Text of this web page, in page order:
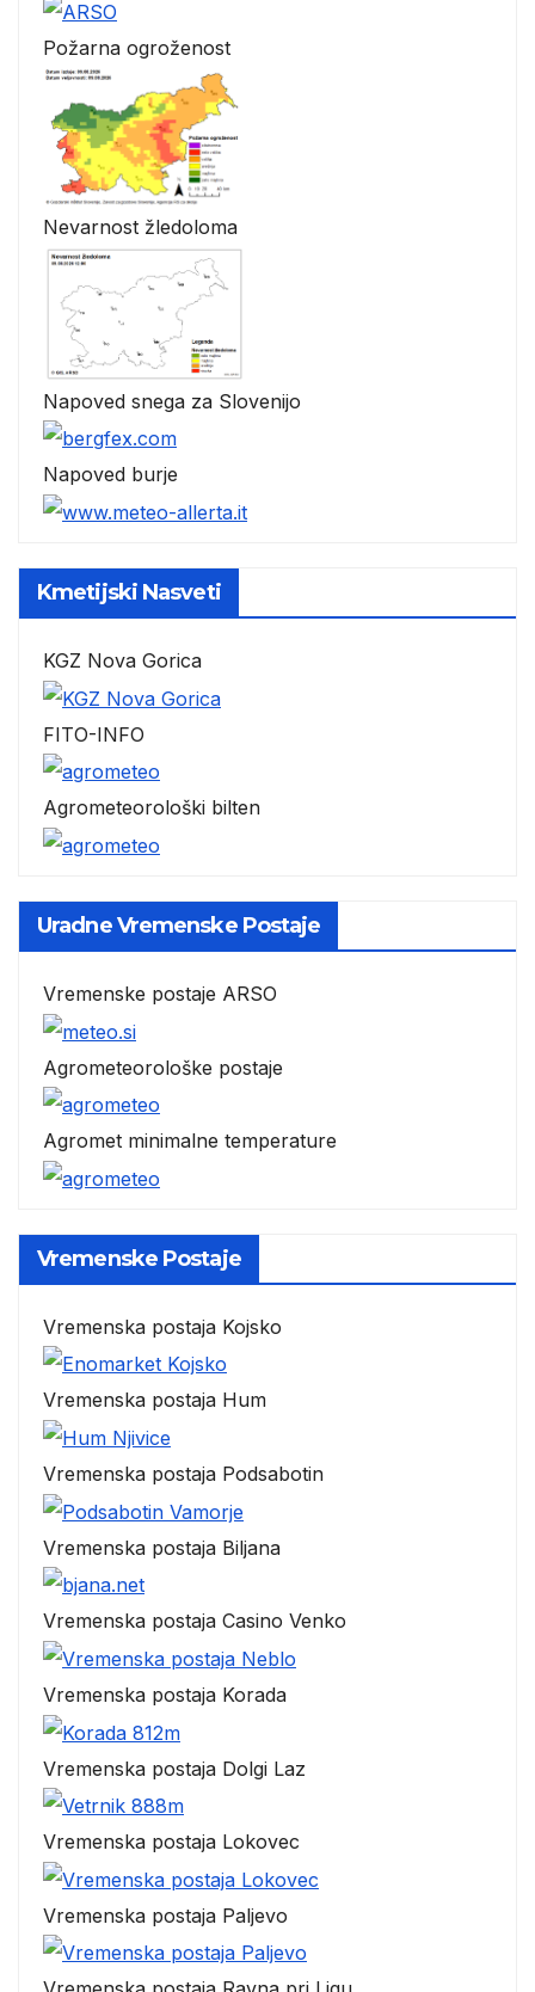
Požarna ogroženost
Nevarnost žledoloma
Napoved snega za Slovenijo
Napoved burje
Kmetijski Nasveti
KGZ Nova Gorica
FITO-INFO
Agrometeorološki bilten
Uradne Vremenske Postaje
Vremenske postaje ARSO
Agrometeorološke postaje
Agromet minimalne temperature
Vremenske Postaje
Vremenska postaja Kojsko
Vremenska postaja Hum
Vremenska postaja Podsabotin
Vremenska postaja Biljana
Vremenska postaja Casino Venko
Vremenska postaja Korada
Vremenska postaja Dolgi Laz
Vremenska postaja Lokovec
Vremenska postaja Paljevo